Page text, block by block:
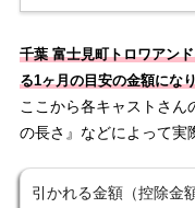
千葉 富士見町トロワアン
る1ヶ月の目安の金額にな
ここから各キャストさん
の長さ』などによって実
引かれる金額（控除金